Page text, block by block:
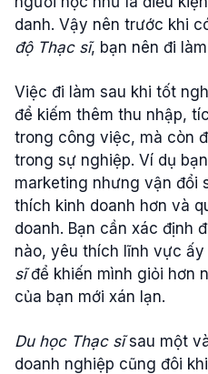
danh. Vậy nên trước khi
độ Thạc sĩ, bạn nên đi
Việc đi làm sau khi tốt
để kiếm thêm thu nhập,
trong công việc, mà còn
trong sự nghiệp. Ví dụ
marketing nhưng vận đổi
thích kinh doanh hơn và
doanh. Bạn cần xác định
nào, yêu thích lĩnh vực
sĩđể khiến mình giỏi hơn
của bạn mới xán lạn.
Du học Thạc sĩsau một
doanh nghiệp cũng đôi